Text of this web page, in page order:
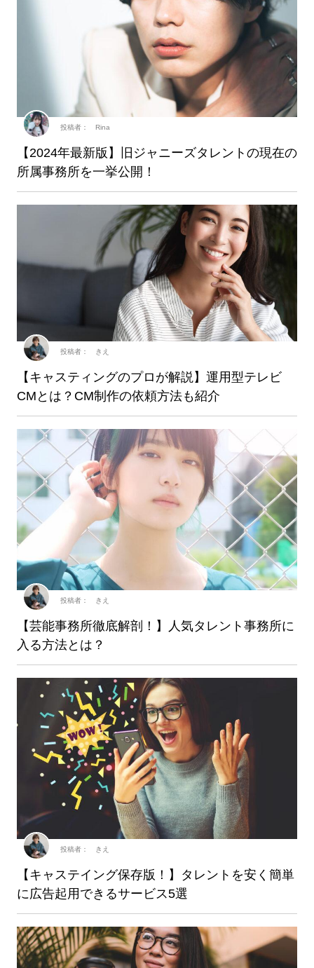
【2024年最新版】旧ジャニーズタレントの現在の
所属事務所を一挙公開！
投稿者： Rina
【キャスティングのプロが解説】運用型テレビ
CMとは？CM制作の依頼方法も紹介
投稿者： きえ
【芸能事務所徹底解剖！】人気タレント事務所に
入る方法とは？
投稿者： きえ
【キャステイング保存版！】タレントを安く簡単
に広告起用できるサービス5選
投稿者： きえ